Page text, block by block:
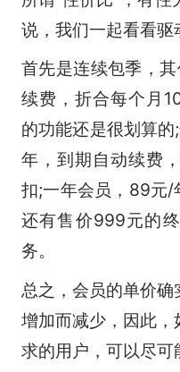
说，我们一起看看驱
首先是连续包季，
续费，折合每个月
的功能还是很划算
年，到期自动续费
扣;一年会员，89元
还有售价999元的
务。
总之，会员的单价
增加而减少，因此
求的用户，可以尽可